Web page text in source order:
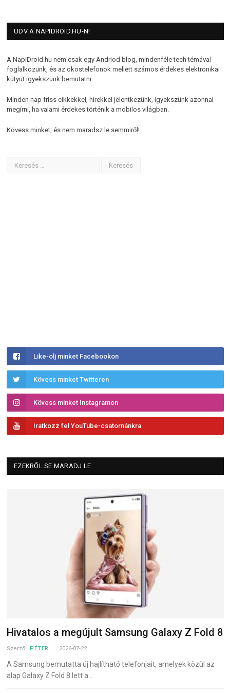
ÜDV A NAPIDROID.HU-N!
A NapiDroid.hu nem csak egy Andriod blog, mindenféle tech témával
foglalkozunk, és az okostelefonok mellett számos érdekes elektronikai
kütyüt igyekszünk bemutatni.
Minden nap friss cikkekkel, hírekkel jelentkezünk, igyekszünk azonnal
megírni, ha valami érdekes történik a mobilos világban.
Kövess minket, és nem maradsz le semmiről!
Like-olj minket Facebookon
Kövess minket Twitteren
Kövess minket Instagramon
Iratkozz fel YouTube-csatornánkra
EZEKRŐL SE MARADJ LE
Hivatalos a megújult Samsung Galaxy Z Fold 8
Szerző: PÉTER 2026-07-22
A Samsung bemutatta új hajlítható telefonjait, amelyek közül az
alap Galaxy Z Fold 8 lett a…